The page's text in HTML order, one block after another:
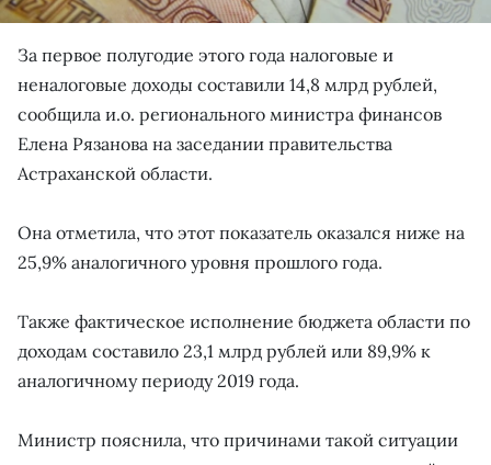
За первое полугодие этого года налоговые и
неналоговые доходы составили 14,8 млрд рублей,
сообщила и.о. регионального министра финансов
Елена Рязанова на заседании правительства
Астраханской области.
Она отметила, что этот показатель оказался ниже на
25,9% аналогичного уровня прошлого года.
Также фактическое исполнение бюджета области по
доходам составило 23,1 млрд рублей или 89,9% к
аналогичному периоду 2019 года.
Министр пояснила, что причинами такой ситуации